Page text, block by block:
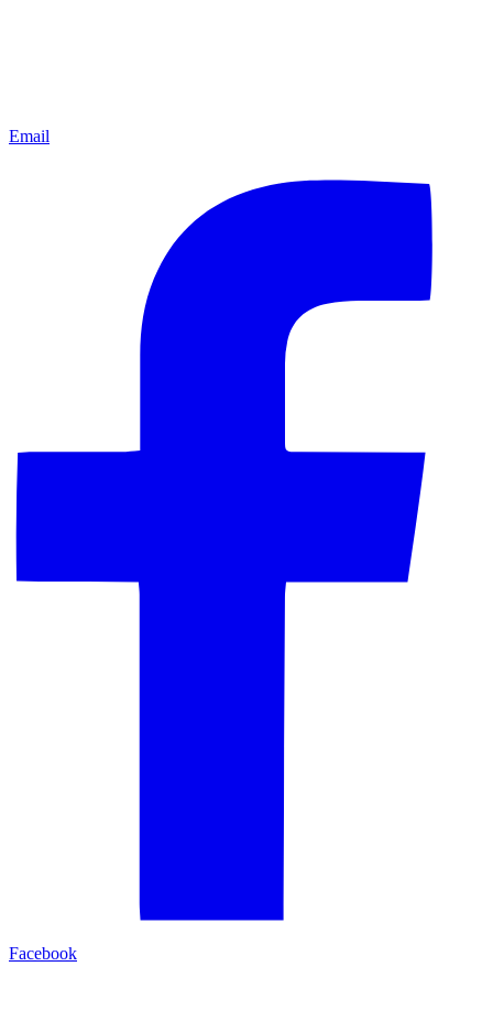
Email
Facebook